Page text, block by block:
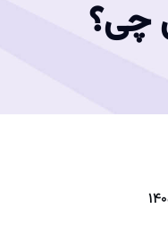
چی؟